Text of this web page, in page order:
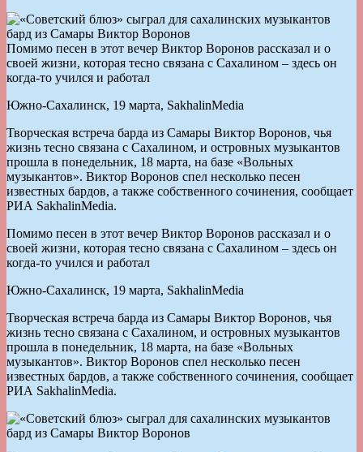
Помимо песен в этот вечер Виктор Воронов рассказал и о
своей жизни, которая тесно связана с Сахалином – здесь он
когда-то учился и работал
Южно-Сахалинск, 19 марта, SakhalinMedia
Творческая встреча барда из Самары Виктор Воронов, чья
жизнь тесно связана с Сахалином, и островных музыкантов
прошла в понедельник, 18 марта, на базе «Вольных
музыкантов». Виктор Воронов спел несколько песен
известных бардов, а также собственного сочинения, сообщает
РИА SakhalinMedia.
Помимо песен в этот вечер Виктор Воронов рассказал и о
своей жизни, которая тесно связана с Сахалином – здесь он
когда-то учился и работал
Южно-Сахалинск, 19 марта, SakhalinMedia
Творческая встреча барда из Самары Виктор Воронов, чья
жизнь тесно связана с Сахалином, и островных музыкантов
прошла в понедельник, 18 марта, на базе «Вольных
музыкантов». Виктор Воронов спел несколько песен
известных бардов, а также собственного сочинения, сообщает
РИА SakhalinMedia.